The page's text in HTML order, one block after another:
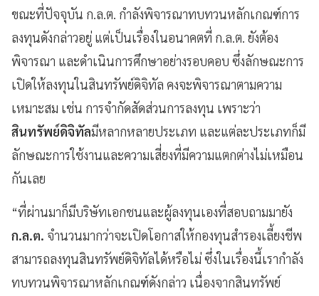
ขณะที่ปัจจุบัน ก.ล.ต. กำลังพิจารณาทบทวนหลักเกณฑ์การ
ลงทุนดังกล่าวอยู่ แต่เป็นเรื่องในอนาคตที่ ก.ล.ต. ยังต้อง
พิจารณา และดำเนินการศึกษาอย่างรอบคอบ ซึ่งลักษณะการ
เปิดให้ลงทุนในสินทรัพย์ดิจิทัล คงจะพิจารณาตามความ
เหมาะสม เช่น การจำกัดสัดส่วนการลงทุน เพราะว่า
สินทรัพย์ดิจิทัลมีหลากหลายประเภท และแต่ละประเภทก็มี
ลักษณะการใช้งานและความเสี่ยงที่มีความแตกต่างไม่เหมือน
กันเลย
“ที่ผ่านมาก็มีบริษัทเอกชนและผู้ลงทุนเองที่สอบถามมายัง
ก.ล.ต. จำนวนมากว่าจะเปิดโอกาสให้กองทุนสำรองเลี้ยงชีพ
สามารถลงทุนสินทรัพย์ดิจิทัลได้หรือไม่ ซึ่งในเรื่องนี้เรากำลัง
ทบทวนพิจารณาหลักเกณฑ์ดังกล่าว เนื่องจากสินทรัพย์